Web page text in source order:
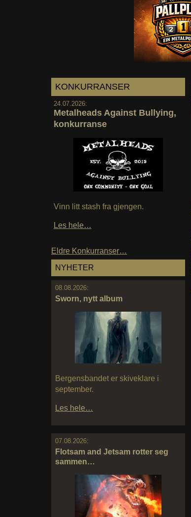
KONKURRANSER
24.07.2026:
Metalheads Against Bullying,
konkurranse
Vinn litt stash fra gjengen.
Les hele…
Eldre Konkurranser…
NYHETER
08.08.2026:
Sworn, nytt album
Bergensbandet er skiveklare i
september.
Les hele…
07.08.2026:
Flotsam and Jetsam rotter seg
sammen…